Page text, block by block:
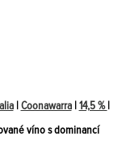
| Coonawarra| 14,5 %
víno s dominancí